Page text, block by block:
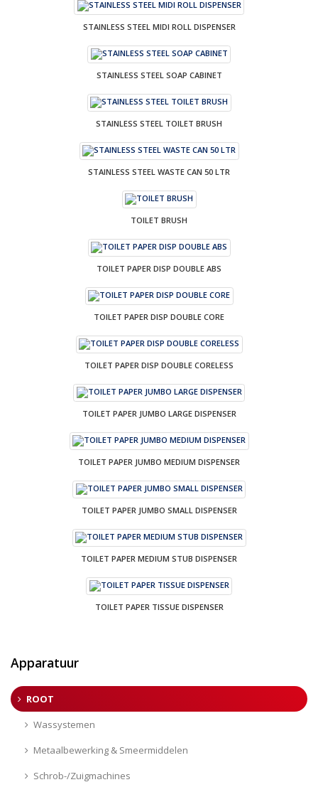
STAINLESS STEEL MIDI ROLL DISPENSER
STAINLESS STEEL SOAP CABINET
STAINLESS STEEL TOILET BRUSH
STAINLESS STEEL WASTE CAN 50 LTR
TOILET BRUSH
TOILET PAPER DISP DOUBLE ABS
TOILET PAPER DISP DOUBLE CORE
TOILET PAPER DISP DOUBLE CORELESS
TOILET PAPER JUMBO LARGE DISPENSER
TOILET PAPER JUMBO MEDIUM DISPENSER
TOILET PAPER JUMBO SMALL DISPENSER
TOILET PAPER MEDIUM STUB DISPENSER
TOILET PAPER TISSUE DISPENSER
Apparatuur
ROOT
Wassystemen
Metaalbewerking & Smeermiddelen
Schrob-/Zuigmachines